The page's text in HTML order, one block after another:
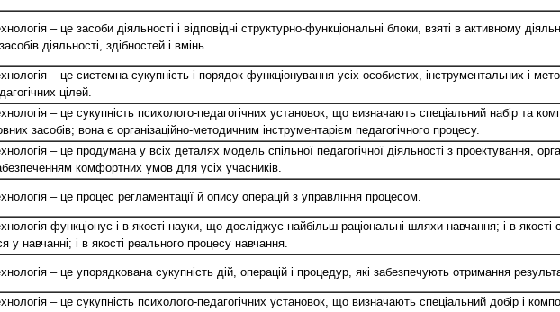
– це засоби діяльності і відповідні структурно-функціональні блоки, взяті в активному
діяльності, здібностей і вмінь.
– це системна сукупність і порядок функціонування усіх особистих, інструментальних і
цілей.
– це сукупність психолого-педагогічних установок, що визначають спеціальний набір та
засобів; вона є організаційно-методичним інструментарієм педагогічного процесу.
– це продумана у всіх деталях модель спільної педагогічної діяльності з проектування,
комфортних умов для усіх учасників.
– це процес регламентації й опису операцій з управління процесом.
функціонує і в якості науки, що досліджує найбільш раціональні шляхи навчання; і в якості
у навчанні; і в якості реального процесу навчання.
– це упорядкована сукупність дій, операцій і процедур, які забезпечують отримання
– це сукупність психолого-педагогічних установок, що визначають спеціальний добір і